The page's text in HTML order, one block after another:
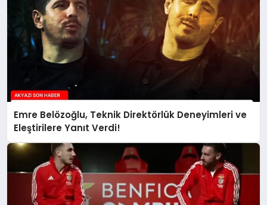
Emre Belözoğlu, Teknik Direktörlük Deneyimleri ve
Eleştirilere Yanıt Verdi!